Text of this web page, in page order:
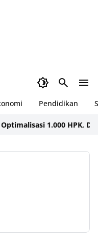
Pendidikan
1.000 HPK, Dinkes